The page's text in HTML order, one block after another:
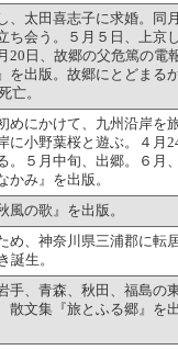
、太田喜志子に求婚。同
ち会う。５月５日、上京
20日、故郷の父危篤の電
を出版。故郷にとどまる
亡。
めにかけて、九州沿岸を
に小野葉桜と遊ぶ。４月
。５月中旬、出郷。６月
かみ』を出版。
風の歌』を出版。
め、神奈川県三浦郡に転
誕生。
手、青森、秋田、福島の
散文集『旅とふる郷』を